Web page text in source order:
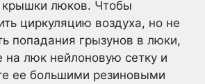
крышки люков. Чтобы
циркуляцию воздуха, но не
попадания грызунов в люки,
на люк нейлоновую сетку и
ее большими резиновыми